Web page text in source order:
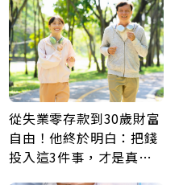
從失業零存款到30歲財富
自由！他終於明白：把錢
投入這3件事，才是真正